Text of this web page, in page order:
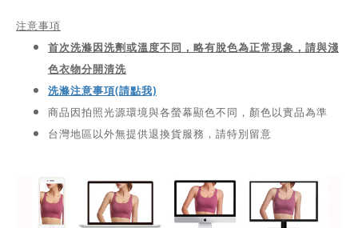
注意事項
首次洗滌因洗劑或溫度不同，略有脫色為正常現象，請與淺
色衣物分開清洗
洗滌注意事項(請點我)
商品因拍照光源環境與各螢幕顯色不同，顏色以實品為準
台灣地區以外無提供退換貨服務，請特別留意